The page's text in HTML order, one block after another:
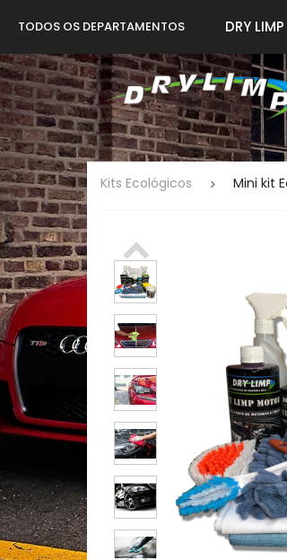
TODOS OS DEPARTAMENTOS DRY
Kits Ecológicos Mini kit